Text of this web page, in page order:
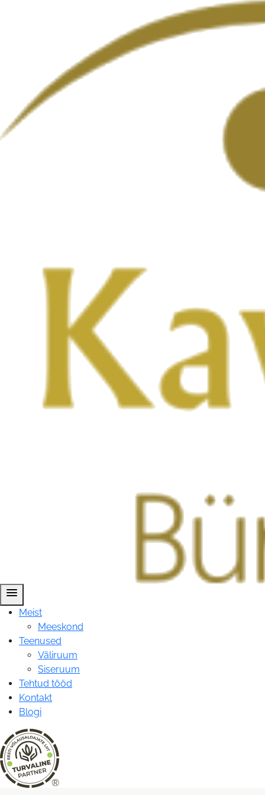
menu
Meist
Meeskond
Teenused
Väliruum
Siseruum
Tehtud tööd
Kontakt
Blogi
®